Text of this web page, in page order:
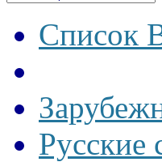
Список
Русские